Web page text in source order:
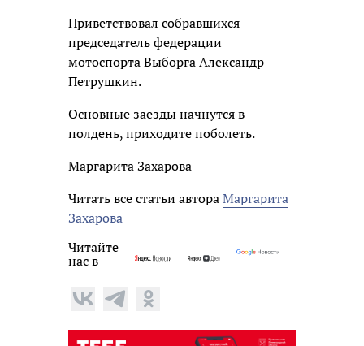
Приветствовал собравшихся
председатель федерации
мотоспорта Выборга Александр
Петрушкин.
Основные заезды начнутся в
полдень, приходите поболеть.
Маргарита Захарова
Читать все статьи автораМаргарита
Захарова
Читайте
нас в